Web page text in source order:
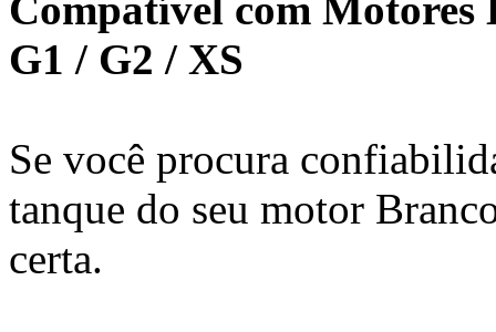
G1 / G2 / XS
Se você procura
tanque do seu motor
certa.